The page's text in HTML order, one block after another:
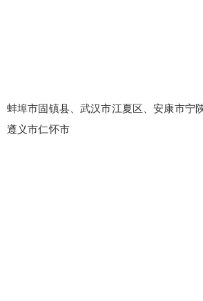
蚌埠市固镇县、武汉市江夏区、安康市宁
遵义市仁怀市